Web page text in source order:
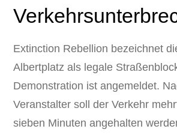
Extinction Rebellion bezeichnet
Albertplatz als legale
Demonstration ist angemeldet.
Veranstalter soll der Verkehr
sieben Minuten angehalten